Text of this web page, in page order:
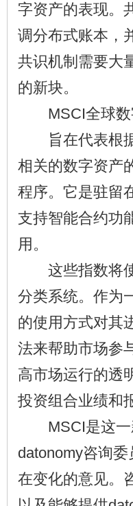
字资产的表现。
调分布式账本，
共识机制需要大
的新块。
MSCI全球数
旨在代表根据
相关的数字资产
程序。它是驻留
支持智能合约功
用。
这些指数将使
分类系统。作为
的使用方式对其
法来帮助市场参
高市场运行的透
投资组合业绩和
MSCI是这一
datonomy咨询委
在变化的意见。